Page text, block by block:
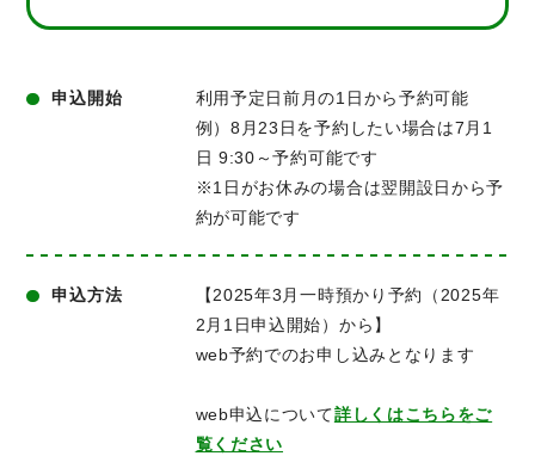
申込開始
利用予定日前月の1日から予約可能
例）8月23日を予約したい場合は7月1
日 9:30～予約可能です
※1日がお休みの場合は翌開設日から予
約が可能です
申込方法
【2025年3月一時預かり予約（2025年
2月1日申込開始）から】
web予約でのお申し込みとなります
web申込について詳しくはこちらをご
覧ください